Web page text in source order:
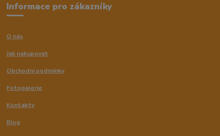
Informace pro zákazníky
O nás
Jak nakupovat
Obchodní podmínky
Fotogalerie
Kontakty
Blog